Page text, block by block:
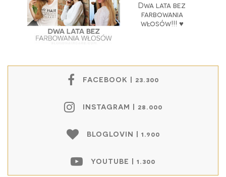
Dwa lata bez
farbowania
włosów!!! ♥
FACEBOOK | 23.300
INSTAGRAM | 28.000
BLOGLOVIN | 1.900
YOUTUBE | 1.300